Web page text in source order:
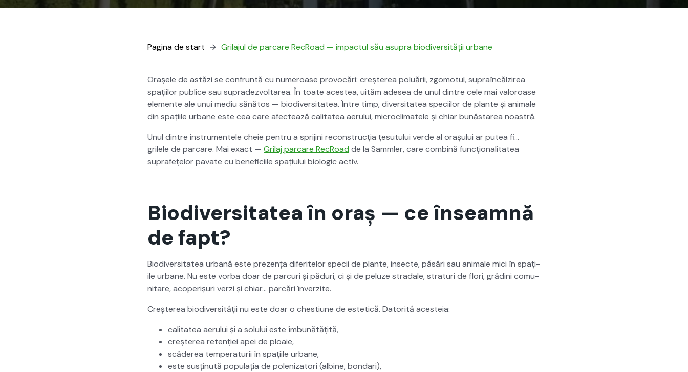
Pag­i­na de start Gri­la­jul de par­care RecRoad — impactul său asupra bio­di­ver­sității urbane
Orașele de astăzi se con­frun­tă cu numeroase provocări: creșterea poluării, zgo­mo­tul, supraîncălzirea
spați­ilor pub­lice sau supradez­voltarea. În toate aces­tea, uităm ade­sea de unul din­tre cele mai val­oroase
ele­mente ale unui mediu sănă­tos — bio­di­ver­si­tatea. Între timp, diver­si­tatea speci­ilor de plante și ani­male
din spați­ile urbane este cea care afectează cal­i­tatea aeru­lui, micro­cli­matele și chiar bunăstarea noas­tră.
Unul din­tre instru­mentele cheie pen­tru a spri­ji­ni recon­strucția țesu­tu­lui verde al orașu­lui ar putea fi…
grilele de par­care. Mai exact — Gri­laj par­care RecRoad de la Samm­ler, care com­bină funcțion­al­i­tatea
suprafețelor pavate cu ben­efici­ile spați­u­lui bio­log­ic activ.
Biodiversitatea în oraș — ce înseamnă
de fapt?
Bio­di­ver­si­tatea urbană este prezența diferitelor specii de plante, insecte, păsări sau ani­male mici în spați­
ile urbane. Nu este vor­ba doar de par­curi și păduri, ci și de peluze stradale, stra­turi de flori, gră­di­ni comu­
nitare, acoper­ișuri verzi și chiar… par­cări înverzite.
Creșterea bio­di­ver­sității nu este doar o chestiune de estet­ică. Datorită aces­teia:
cal­i­tatea aeru­lui și a solu­lui este îmbunătățită,
creșterea retenției apei de ploaie,
scăderea tem­per­a­turii în spați­ile urbane,
este susțin­ută pop­u­lația de pol­eniza­tori (albine, bon­dari),